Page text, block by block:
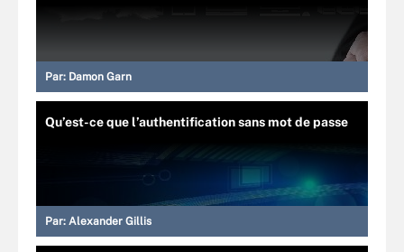
Par: Damon Garn
Qu’est-ce que l’authentification sans mot de passe
Par: Alexander Gillis